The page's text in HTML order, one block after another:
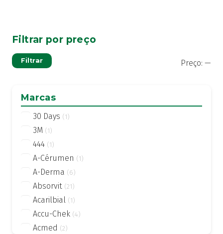
Filtrar por preço
Filtrar Preço: —
Marcas
30 Days (1)
3M (1)
444 (1)
A-Cérumen (1)
A-Derma (6)
Absorvit (21)
Acarilbial (1)
Accu-Chek (4)
Acmed (2)